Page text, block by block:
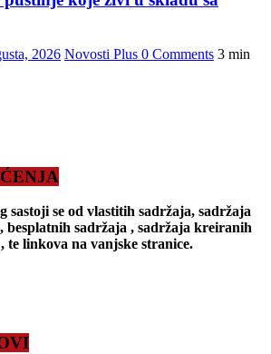
2026 Novosti Plus 0 Comments 3 min
sastoji se od vlastitih sadržaja, sadržaja
besplatnih sadržaja , sadržaja kreiranih
te linkova na vanjske stranice.